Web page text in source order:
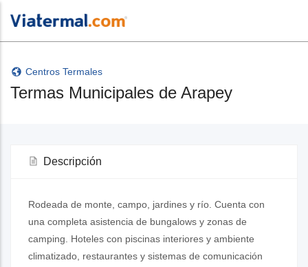
Centros Termales
Termas Municipales de Arapey
Descripción
Rodeada de monte, campo, jardines y río. Cuenta con
una completa asistencia de bungalows y zonas de
camping. Hoteles con piscinas interiores y ambiente
climatizado, restaurantes y sistemas de comunicación